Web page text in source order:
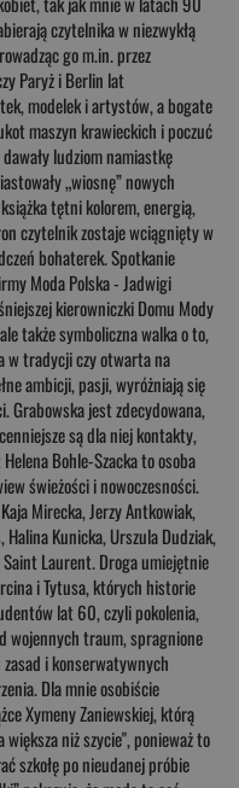
czytelnika w niezwykłą
go m.in. przez
Paryż i Berlin lat
modelek i artystów, a bogate
maszyn krawieckich i poczuć
ludziom namiastkę
„wiosnę” nowych
tętni kolorem, energią,
czytelnik zostaje wciągnięty w
bohaterek. Spotkanie
Moda Polska - Jadwigi
kierowniczki Domu Mody
także symboliczna walka o to,
w tradycji czy otwarta na
ambicji, pasji, wyróżniają się
Grabowska jest zdecydowana,
są dla niej kontakty,
Bohle-Szacka to osoba
świeżości i nowoczesności.
Mirecka, Jerzy Antkowiak,
Kunicka, Urszula Dudziak,
Saint Laurent. Droga umiejętnie
i Tytusa, których historie
lat 60, czyli pokolenia,
wojennych traum, spragnione
i konserwatywnych
Dla mnie osobiście
Xymeny Zaniewskiej, którą
niż szycie", ponieważ to
szkołę po nieudanej próbie